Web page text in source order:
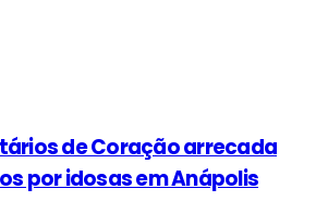
de Coração arrecada
por idosas em Anápolis